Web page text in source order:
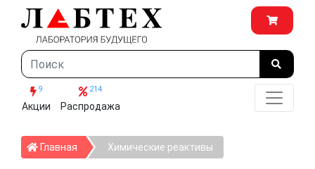
9
Акции
214
Распродажа
Главная ГлавнаяХимические реактивы